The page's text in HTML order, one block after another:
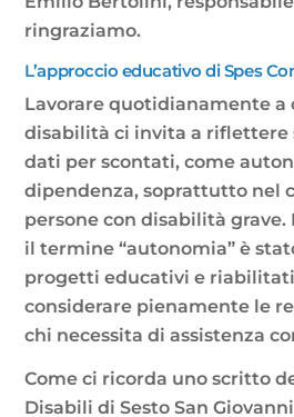
ringraziamo.
L’approccio educativo di Spes
Lavorare quotidianamente a
disabilità ci invita a riflettere
dati per scontati, come
dipendenza, soprattutto nel
persone con disabilità
il termine “autonomia” è
progetti educativi e
considerare pienamente le
chi necessita di assistenza
Come ci ricorda uno scritto
Disabili di Sesto San